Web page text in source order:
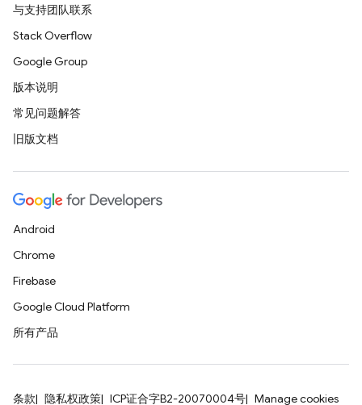
与支持团队联系
Stack Overflow
Google Group
版本说明
常见问题解答
旧版文档
Android
Chrome
Firebase
Google Cloud Platform
所有产品
条款 隐私权政策 ICP证合字B2-20070004号 Manage cookies